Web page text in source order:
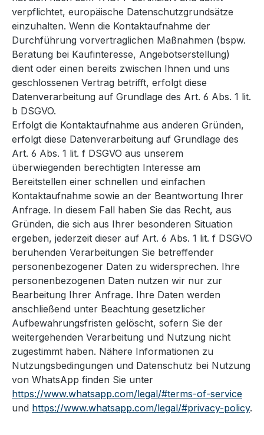
verpflichtet, europäische Datenschutzgrundsätze
einzuhalten. Wenn die Kontaktaufnahme der
Durchführung vorvertraglichen Maßnahmen (bspw.
Beratung bei Kaufinteresse, Angebotserstellung)
dient oder einen bereits zwischen Ihnen und uns
geschlossenen Vertrag betrifft, erfolgt diese
Datenverarbeitung auf Grundlage des Art. 6 Abs. 1 lit.
b DSGVO.
Erfolgt die Kontaktaufnahme aus anderen Gründen,
erfolgt diese Datenverarbeitung auf Grundlage des
Art. 6 Abs. 1 lit. f DSGVO aus unserem
überwiegenden berechtigten Interesse am
Bereitstellen einer schnellen und einfachen
Kontaktaufnahme sowie an der Beantwortung Ihrer
Anfrage. In diesem Fall haben Sie das Recht, aus
Gründen, die sich aus Ihrer besonderen Situation
ergeben, jederzeit dieser auf Art. 6 Abs. 1 lit. f DSGVO
beruhenden Verarbeitungen Sie betreffender
personenbezogener Daten zu widersprechen. Ihre
personenbezogenen Daten nutzen wir nur zur
Bearbeitung Ihrer Anfrage. Ihre Daten werden
anschließend unter Beachtung gesetzlicher
Aufbewahrungsfristen gelöscht, sofern Sie der
weitergehenden Verarbeitung und Nutzung nicht
zugestimmt haben. Nähere Informationen zu
Nutzungsbedingungen und Datenschutz bei Nutzung
von WhatsApp finden Sie unter
https://www.whatsapp.com/legal/#terms-of-service
und https://www.whatsapp.com/legal/#privacy-policy.